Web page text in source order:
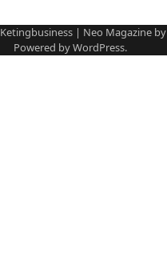
Ketingbusiness| Neo Magazine by
Powered byWordPress.